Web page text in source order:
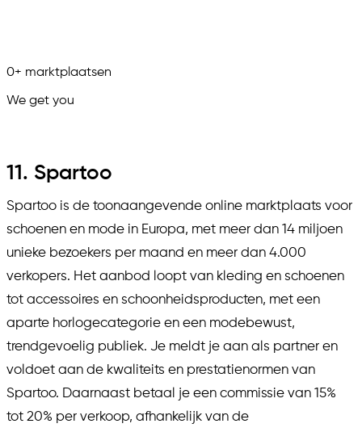
0+ marktplaatsen
We get you
11. Spartoo
Spartoo is de toonaangevende online marktplaats voor
schoenen en mode in Europa, met meer dan 14 miljoen
unieke bezoekers per maand en meer dan 4.000
verkopers. Het aanbod loopt van kleding en schoenen
tot accessoires en schoonheidsproducten, met een
aparte horlogecategorie en een modebewust,
trendgevoelig publiek. Je meldt je aan als partner en
voldoet aan de kwaliteits en prestatienormen van
Spartoo. Daarnaast betaal je een commissie van 15%
tot 20% per verkoop, afhankelijk van de